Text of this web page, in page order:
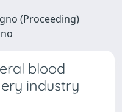
(Proceeding)
blood
industry